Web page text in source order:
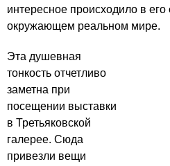
интересное происходило в его
окружающем реальном мире.
Эта душевная
тонкость отчетливо
заметна при
посещении выставки
в Третьяковской
галерее. Сюда
привезли вещи